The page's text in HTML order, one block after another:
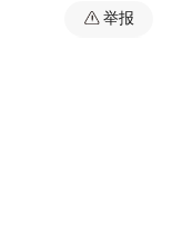
越南干尧榴
举报